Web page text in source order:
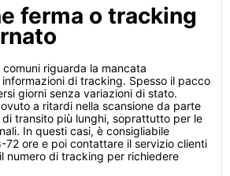
ferma o tracking
riguarda la mancata
di tracking. Spesso il pacco
giorni senza variazioni di stato.
a ritardi nella scansione da parte
transito più lunghi, soprattutto per le
In questi casi, è consigliabile
72 ore e poi contattare il servizio clienti
numero di tracking per richiedere